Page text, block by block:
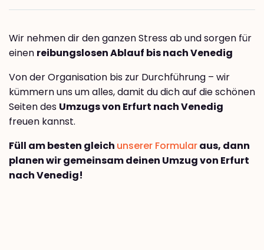
Wir nehmen dir den ganzen Stress ab und sorgen für
einen reibungslosen Ablauf bis nach Venedig
Von der Organisation bis zur Durchführung – wir
kümmern uns um alles, damit du dich auf die schönen
Seiten des Umzugs von Erfurt nach Venedig
freuen kannst.
Füll am besten gleich unserer Formularaus, dann
planen wir gemeinsam deinen Umzug von Erfurt
nach Venedig!